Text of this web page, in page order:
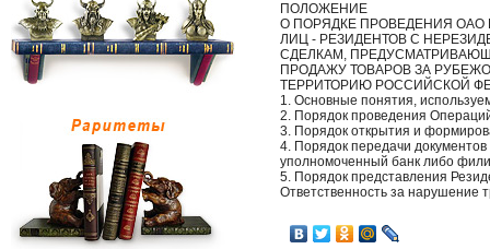
ПОЛОЖЕНИЕ
О ПОРЯДКЕ ПРОВЕДЕНИЯ ОАО
ЛИЦ - РЕЗИДЕНТОВ С
СДЕЛКАМ,
ПРОДАЖУ ТОВАРОВ ЗА
ТЕРРИТОРИЮ РОССИЙСКОЙ
1. Основные понятия,
2. Порядок проведения
3. Порядок открытия и
4. Порядок передачи
уполномоченный банк либо
5. Порядок представления
Ответственность за нарушение